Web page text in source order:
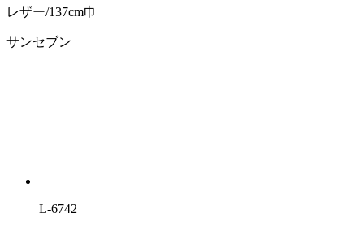
レザー/137cm巾
サンセブン
L-6742